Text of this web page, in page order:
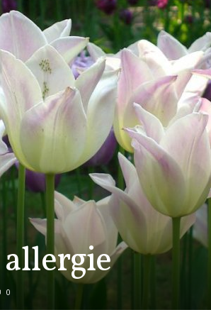
allergie
0